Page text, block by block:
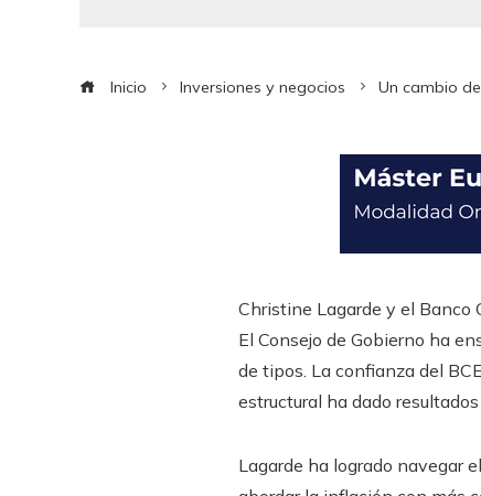
Inicio Inversiones y negocios Un cambio
Christine Lagarde y el Banco
El Consejo de Gobierno ha
de tipos. La confianza del
estructural ha dado
Lagarde ha logrado navegar